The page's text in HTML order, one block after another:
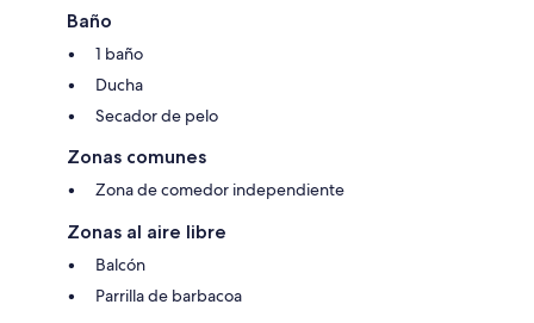
Baño
1 baño
Ducha
Secador de pelo
Zonas comunes
Zona de comedor independiente
Zonas al aire libre
Balcón
Parrilla de barbacoa